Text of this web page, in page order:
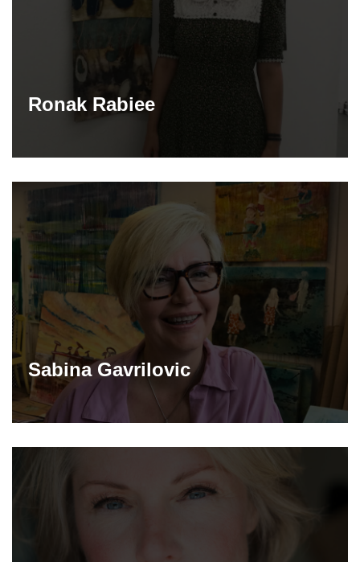
Ronak Rabiee
Sabina Gavrilovic